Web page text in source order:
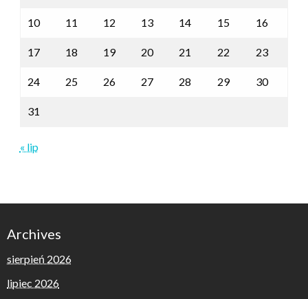
10 11 12 13 14 15 16
17 18 19 20 21 22 23
24 25 26 27 28 29 30
31
« lip
Archives
sierpień 2026
lipiec 2026